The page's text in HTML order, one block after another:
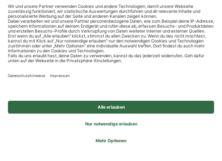
Datenschutzhinweise
Impressum
Privatsphäre-Einstellungen
© 2026 REWE Group - All rights reserved